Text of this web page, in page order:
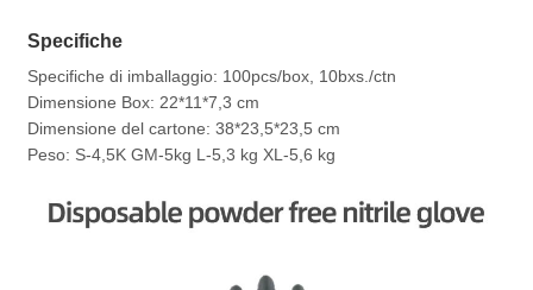
Specifiche
Specifiche di imballaggio: 100pcs/box, 10bxs./ctn
Dimensione Box: 22*11*7,3 cm
Dimensione del cartone: 38*23,5*23,5 cm
Peso: S-4,5K GM-5kg L-5,3 kg XL-5,6 kg